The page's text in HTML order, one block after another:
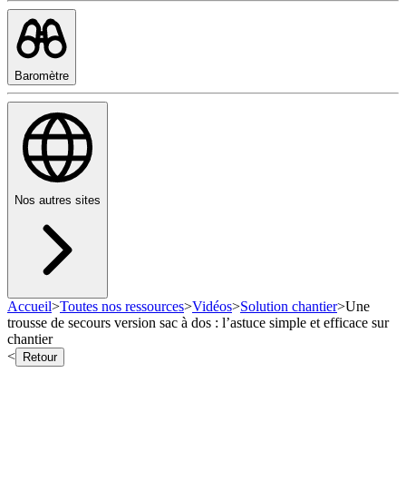
Baromètre
Nos autres sites
Accueil>Toutes nos ressources>Vidéos>Solution chantier>Une
trousse de secours version sac à dos : l’astuce simple et efficace sur
chantier
<
Retour